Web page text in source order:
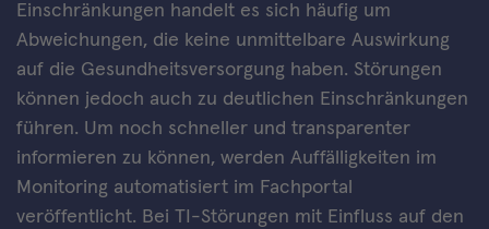
Einschränkungen handelt es sich häufig um
Abweichungen, die keine unmittelbare Auswirkung
auf die Gesundheitsversorgung haben. Störungen
können jedoch auch zu deutlichen Einschränkungen
führen. Um noch schneller und transparenter
informieren zu können, werden Auffälligkeiten im
Monitoring automatisiert im Fachportal
veröffentlicht. Bei TI-Störungen mit Einfluss auf den